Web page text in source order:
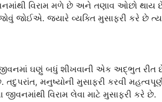
વિરામ મળે છે અને તણાવ ઓછો થાય
જોઈએ. જ્યારે વ્યક્તિ મુસાફરી કરે છે
ઘણું બધું શીખવાની એક અદ્ભુત રીત છે.
તદુપરાંત, મનુષ્યોની મુસાફરી કરવી
જીવનમાંથી વિરામ લેવા માટે મુસાફરી કરે છે.